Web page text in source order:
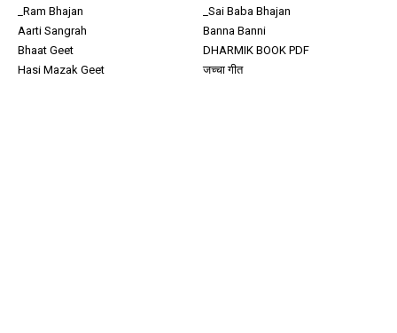
_Ram Bhajan
_Sai Baba Bhajan
Aarti Sangrah
Banna Banni
Bhaat Geet
DHARMIK BOOK PDF
Hasi Mazak Geet
जच्चा गीत